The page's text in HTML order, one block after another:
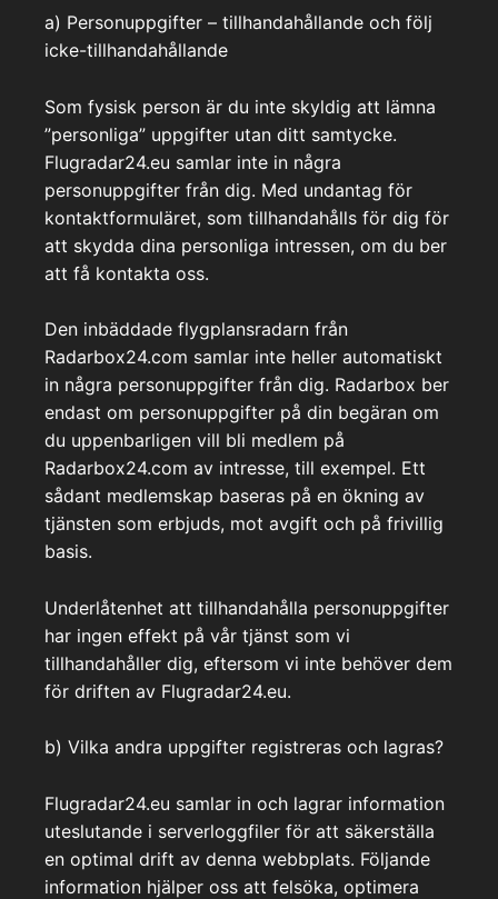
a) Personuppgifter – tillhandahållande och följ
icke-tillhandahållande
Som fysisk person är du inte skyldig att lämna
”personliga” uppgifter utan ditt samtycke.
Flugradar24.eu samlar inte in några
personuppgifter från dig. Med undantag för
kontaktformuläret, som tillhandahålls för dig för
att skydda dina personliga intressen, om du ber
att få kontakta oss.
Den inbäddade flygplansradarn från
Radarbox24.com samlar inte heller automatiskt
in några personuppgifter från dig. Radarbox ber
endast om personuppgifter på din begäran om
du uppenbarligen vill bli medlem på
Radarbox24.com av intresse, till exempel. Ett
sådant medlemskap baseras på en ökning av
tjänsten som erbjuds, mot avgift och på frivillig
basis.
Underlåtenhet att tillhandahålla personuppgifter
har ingen effekt på vår tjänst som vi
tillhandahåller dig, eftersom vi inte behöver dem
för driften av Flugradar24.eu.
b) Vilka andra uppgifter registreras och lagras?
Flugradar24.eu samlar in och lagrar information
uteslutande i serverloggfiler för att säkerställa
en optimal drift av denna webbplats. Följande
information hjälper oss att felsöka, optimera